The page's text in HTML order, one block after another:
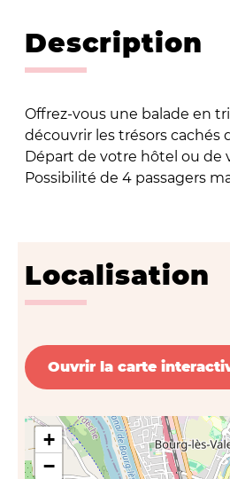
Description
Offrez-vous une balade en
découvrir les trésors cachés
Départ de votre hôtel ou de
Possibilité de 4 passagers
Localisation
Ouvrir la carte
+
−